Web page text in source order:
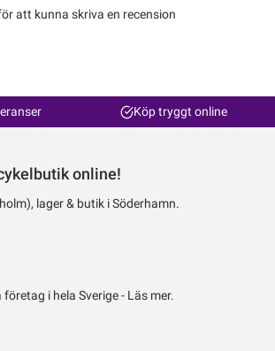
att kunna skriva en recension
Köp tryggt online
online!
lager & butik i Söderhamn.
i hela Sverige - Läs mer.